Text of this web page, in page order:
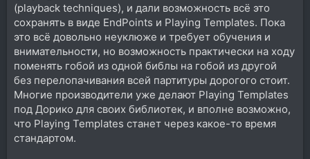
(playback techniques), и дали возможность всё это
сохранять в виде EndPoints и Playing Templates. Пока
это всё довольно неуклюже и требует обучения и
внимательности, но возможность практически на ходу
поменять гобой из одной библы на гобой из другой
без перелопачивания всей партитуры дорогого стоит.
Многие производители уже делают Playing Templates
под Дорико для своих библиотек, и вполне возможно,
что Playing Templates станет через какое-то время
стандартом.